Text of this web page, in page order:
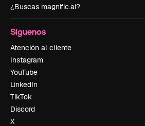
¿Buscas magnific.ai?
Síguenos
Atención al cliente
Instagram
YouTube
LinkedIn
TikTok
Discord
X